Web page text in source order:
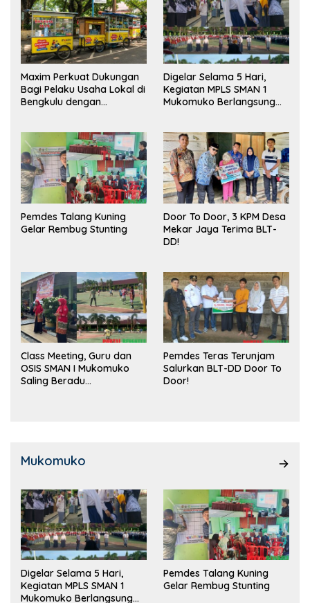
Maxim Perkuat Dukungan
Bagi Pelaku Usaha Lokal di
Bengkulu dengan
Pasar
Digelar Selama 5 Hari,
Kegiatan MPLS SMAN 1
Mukomuko Berlangsung
Pemdes Talang Kuning
Gelar Rembug Stunting
Door To Door, 3 KPM Desa
Mekar Jaya Terima BLT-
DD!
Class Meeting, Guru dan
OSIS SMAN I Mukomuko
Saling Beradu
Pemdes Teras Terunjam
Salurkan BLT-DD Door To
Door!
Mukomuko
Digelar Selama 5 Hari,
Kegiatan MPLS SMAN 1
Mukomuko Berlangsung
Pemdes Talang Kuning
Gelar Rembug Stunting